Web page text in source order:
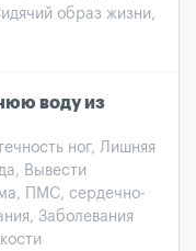
образ жизни,
воду из
ног, Лишняя
Вывести
ПМС, сердечно-
Заболевания